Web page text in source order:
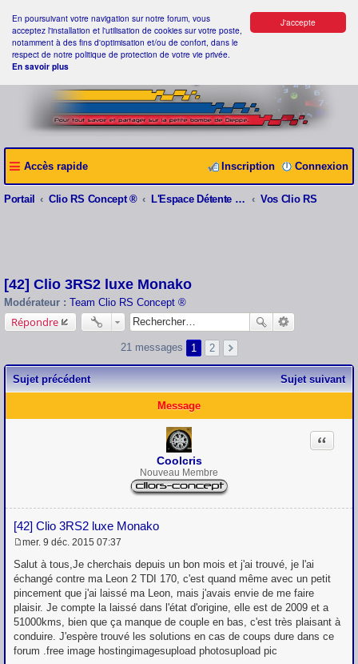
J'accepte
En poursuivant votre navigation sur notre forum, vous
acceptez l'installation et l'utilisation de cookies sur votre poste,
notamment à des fins d'optimisation et/ou de confort, dans le
respect de notre politique de protection de votre vie privée.
En savoir plus
Accès rapide Connexion
Inscription
Portail Clio RS Concept ® L'Espace Détente Clio RS Concept ® Vos Clio RS
[42] Clio 3RS2 luxe Monako
Modérateur : Team Clio RS Concept ®
Répondre
21 messages 1 2
Sujet précédent Sujet suivant
Message
Coolcris
Nouveau Membre
[42] Clio 3RS2 luxe Monako
Citation
e
s
s
a
g
e
mer. 9 déc. 2015 07:37
Salut à tous,Je cherchais depuis un bon mois et j'ai trouvé, je l'ai
échangé contre ma Leon 2 TDI 170, c'est quand même avec un petit
pincement que j'ai laissé ma Leon, mais j'avais envie de me faire
plaisir. Je compte la laissé dans l'état d'origine, elle est de 2009 et a
51000kms, bien que ça manque de couple en bas, c'est très plaisant à
conduire. J'espère trouvé les solutions en cas de coups dure dans ce
forum .free image hostingimagesupload photosupload pic